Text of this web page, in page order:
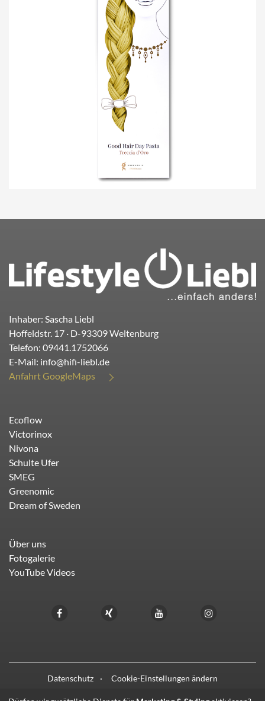
Inhaber: Sascha Liebl
Hoffeldstr. 17 · D-93309Weltenburg
Telefon: 09441.1752066
E-Mail: info@hifi-liebl.de
Anfahrt GoogleMaps
Ecoflow
Victorinox
Nivona
Schulte Ufer
SMEG
Greenomic
Dream of Sweden
Über uns
Fotogalerie
YouTube Videos
Datenschutz Cookie-Einstellungen ändern